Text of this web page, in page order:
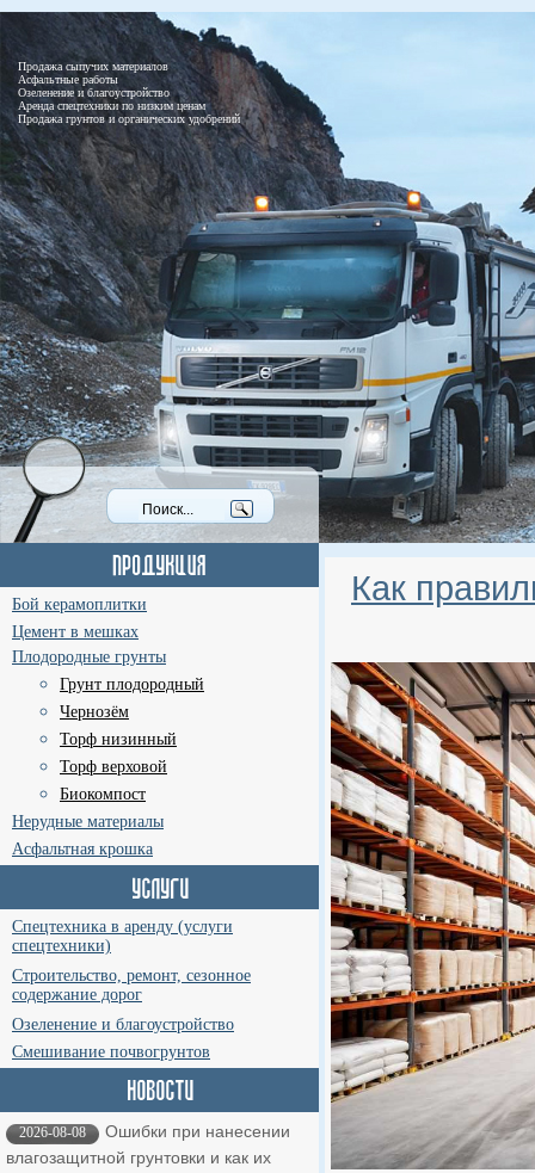
Продажа сыпучих материалов
Асфальтные работы
Озеленение и благоустройство
Аренда спецтехники по низким ценам
Продажа грунтов и органических удобрений
Бой керамоплитки
Цемент в мешках
Плодородные грунты
Грунт плодородный
Чернозём
Торф низинный
Торф верховой
Биокомпост
Нерудные материалы
Асфальтная крошка
Спецтехника в аренду (услуги
спецтехники)
Строительство, ремонт, сезонное
содержание дорог
Озеленение и благоустройство
Смешивание почвогрунтов
2026-08-08
Ошибки при нанесении
влагозащитной грунтовки и как их
Как